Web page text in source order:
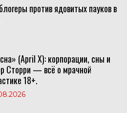
против ядовитых пауков в
(April X): корпорации, сны и
Сторри — всё о мрачной
18+.